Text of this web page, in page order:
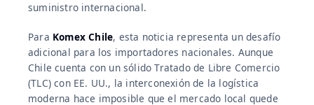
suministro internacional.
Para Komex Chile, esta noticia representa un desafío
adicional para los importadores nacionales. Aunque
Chile cuenta con un sólido Tratado de Libre Comercio
(TLC) con EE. UU., la interconexión de la logística
moderna hace imposible que el mercado local quede